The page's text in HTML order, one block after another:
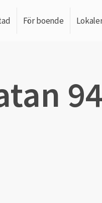
För boende